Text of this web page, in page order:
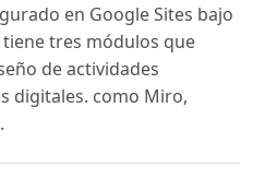
en Google Sites bajo
tres módulos que
de actividades
digitales. como Miro,